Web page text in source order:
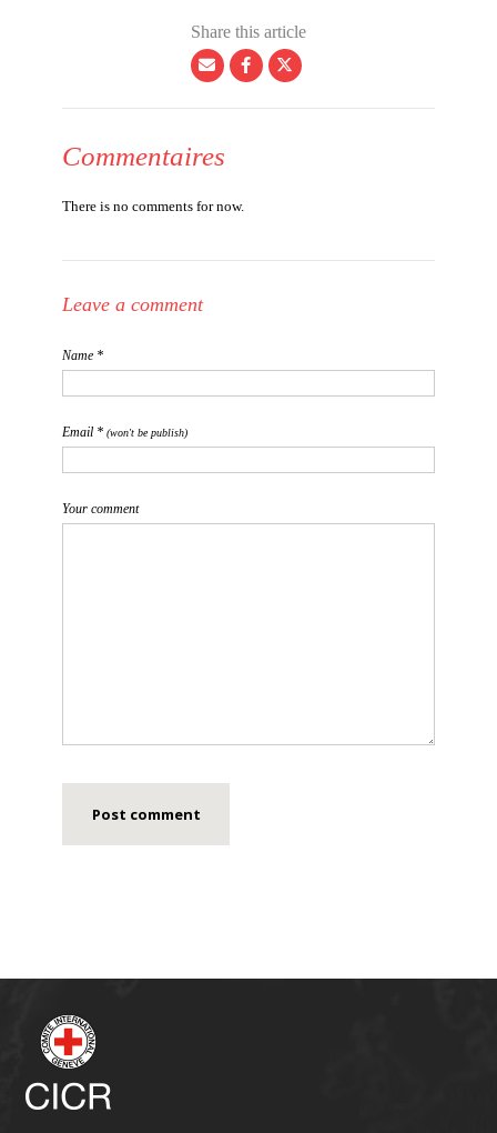
Share this article
Commentaires
There is no comments for now.
Leave a comment
Name *
Email * (won't be publish)
Your comment